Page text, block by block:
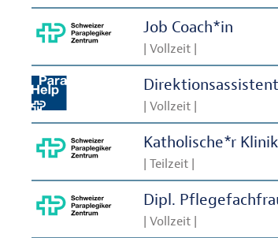
Job Coach*in
| Vollzeit |
| Vollzeit |
Katholische*r
| Teilzeit |
Dipl.
| Vollzeit |